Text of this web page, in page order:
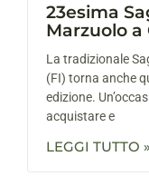
23esima
Marzuolo a
La tradizionale
(FI) torna anche
edizione.
acquistare e
LEGGI TUTTO »